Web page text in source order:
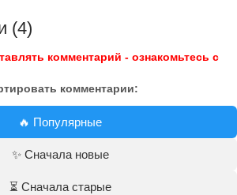
(4)
комментарий - ознакомьтесь с
комментарии:
🔥 Популярные
✨ Сначала новые
⏳ Сначала старые